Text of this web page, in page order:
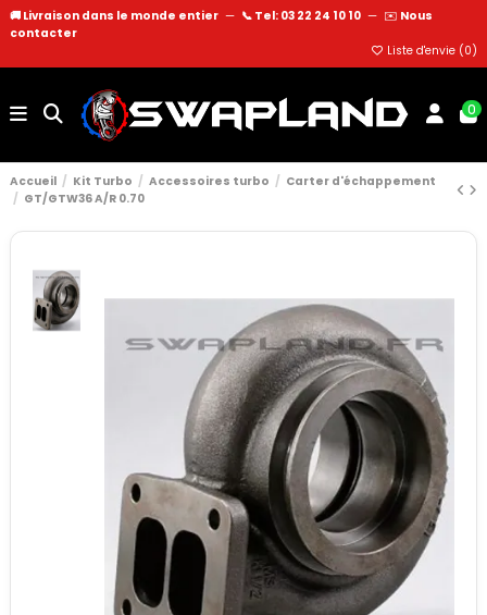
🚚 Livraison dans le monde entier — 📞 Tel: 03 22 24 10 10 — ✉️ Nous
contacter
Liste d'envie (0)
0
Accueil Kit Turbo Accessoires turbo
Carter d'échappement
GT/GTW36 A/R 0.70